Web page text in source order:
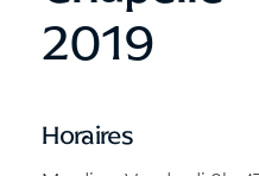
2019
Horaires